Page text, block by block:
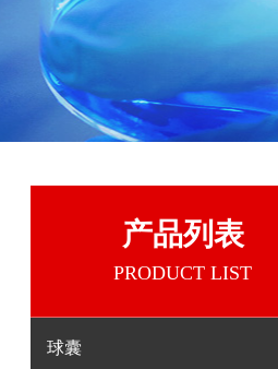
产品列表
PRODUCT LIST
球囊